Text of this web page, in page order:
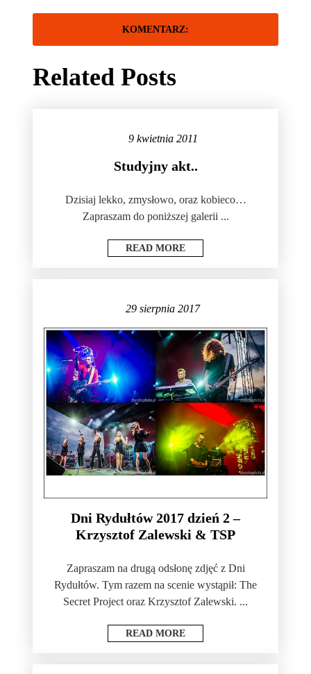
Related Posts
9 kwietnia 2011
Studyjny akt..
Dzisiaj lekko, zmysłowo, oraz kobieco…
Zapraszam do poniższej galerii ...
READ MORE
29 sierpnia 2017
Dni Rydułtów 2017 dzień 2 –
Krzysztof Zalewski & TSP
Zapraszam na drugą odsłonę zdjęć z Dni
Rydułtów. Tym razem na scenie wystąpił: The
Secret Project oraz Krzysztof Zalewski. ...
READ MORE